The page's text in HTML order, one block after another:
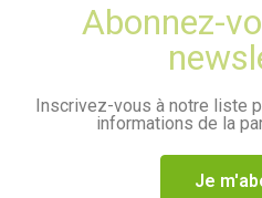
Abonnez-
Inscrivez-vous à notre liste
informations de la
Je